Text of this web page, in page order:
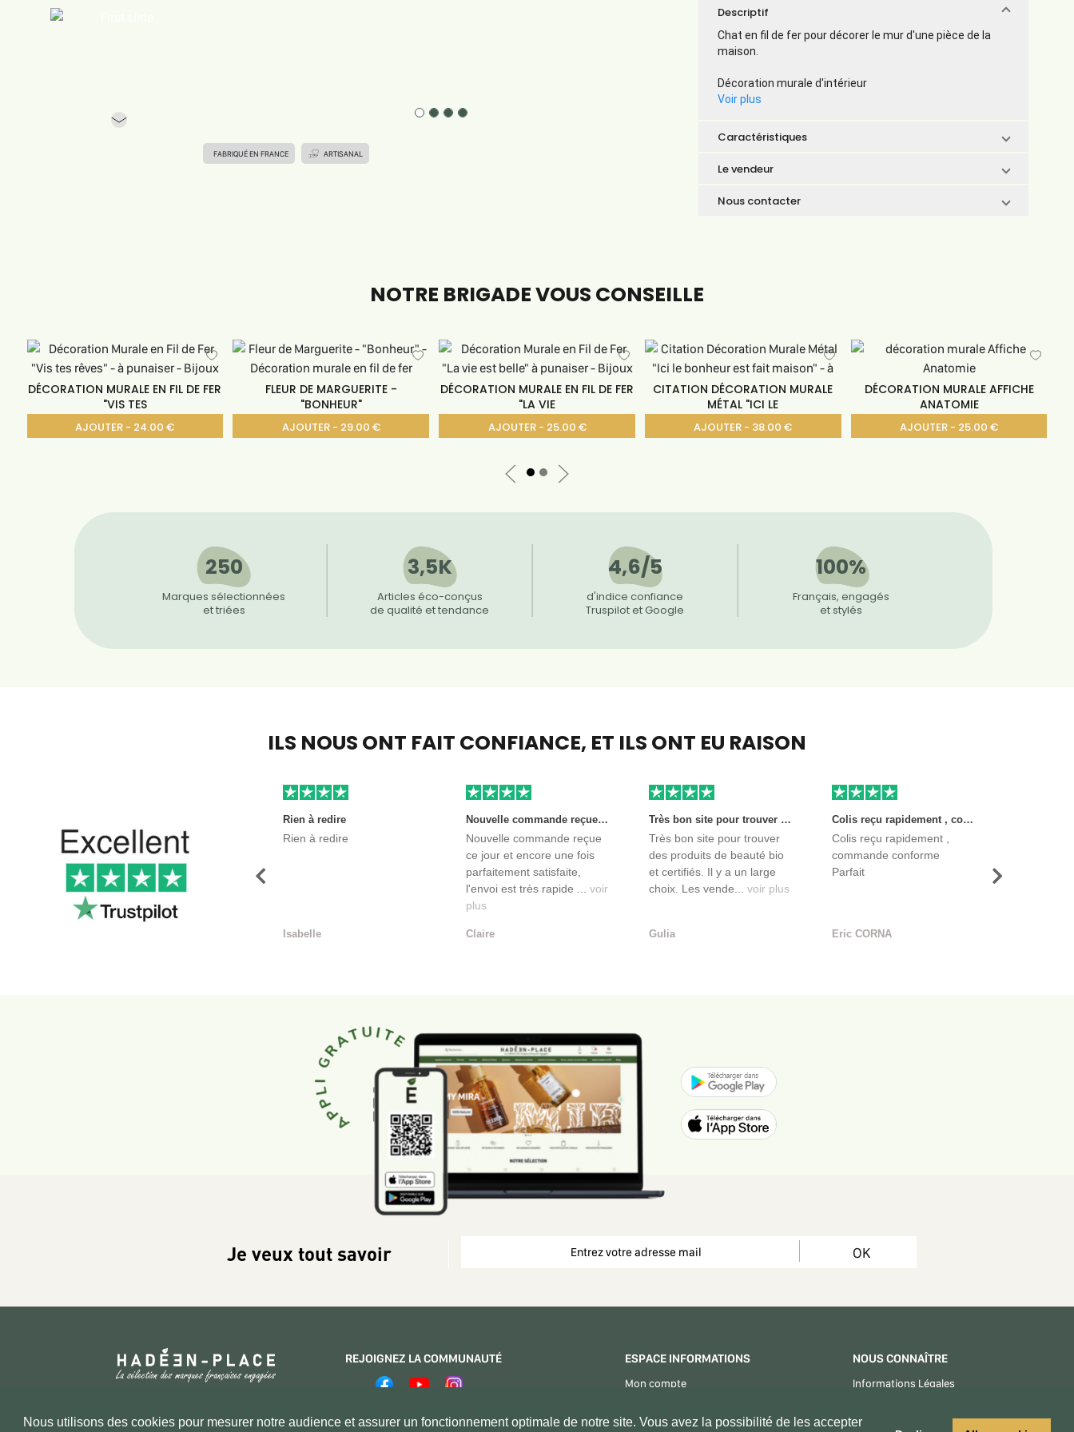
Nous utilisons des cookies pour mesurer notre audience et assurer un fonctionnement optimale de notre site. Vous avez la possibilité de les accepter
Previous
FABRIQUÉ EN FRANCE ARTISANAL
Descriptif
Chat en fil de fer pour décorer le mur d'une pièce de la
maison.
Décoration murale d'intérieur
Voir plus
Caractéristiques
Le vendeur
Nous contacter
NOTRE BRIGADE VOUS CONSEILLE
DÉCORATION MURALE EN FIL DE FER
"VIS TES
AJOUTER - 24.00 €
FLEUR DE MARGUERITE -
"BONHEUR"
AJOUTER - 29.00 €
DÉCORATION MURALE EN FIL DE FER
"LA VIE
AJOUTER - 25.00 €
CITATION DÉCORATION MURALE
MÉTAL "ICI LE
AJOUTER - 38.00 €
DÉCORATION MURALE AFFICHE
ANATOMIE
AJOUTER - 25.00 €
250
Marques sélectionnées
et triées
3,5K
Articles éco-conçus
de qualité et tendance
4,6/5
d'indice confiance
Truspilot et Google
100%
Français, engagés
et stylés
ILS NOUS ONT FAIT CONFIANCE, ET ILS ONT EU RAISON
Rien à redire
Rien à redire
Isabelle
Nouvelle commande reçue ce jour et encore une fois parfaitement satisfaite, l'envoi est très rapide et les produits sont toujours conditionnés de manière personnalisés. L'avantage de commander auprès de créateurs indépendants.
Nouvelle commande reçue
ce jour et encore une fois
parfaitement satisfaite,
l'envoi est très rapide ... voir
plus
Claire
Très bon site pour trouver des produits de beauté bio et certifiés. Il y a un large choix. Les vendeurs sont des entreprises françaises qui propose aussi des produits de qualité et moins chers que ce qu’on peut trouver dans des magasins.
Très bon site pour trouver
des produits de beauté bio
et certifiés. Il y a un large
choix. Les vende... voir plus
Gulia
Colis reçu rapidement , commande conforme Parfait
Colis reçu rapidement ,
commande conforme
Parfait
Eric CORNA
Précédent Suivant
Je veux tout savoir OK
REJOIGNEZ LA COMMUNAUTÉ
PAIEMENT SÉCURISÉ
ESPACE INFORMATIONS
Mon compte
Contactez - nous
NOUS CONNAÎTRE
Informations Légales
Centre d'aide